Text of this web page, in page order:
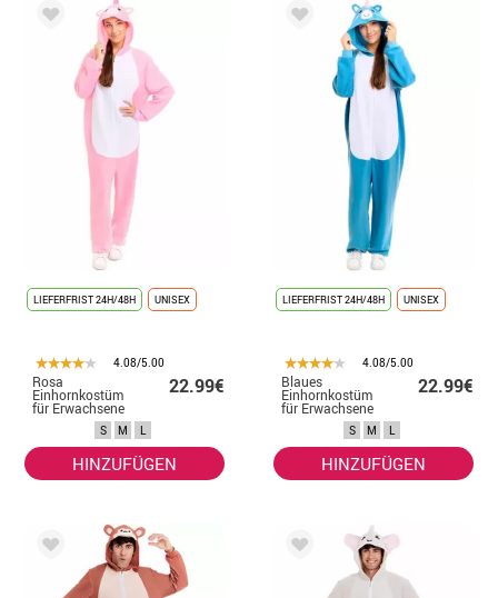
LIEFERFRIST 24H/48H UNISEX
4.08/5.00
Rosa
Einhornkostüm
für Erwachsene
22.99€
S M L
HINZUFÜGEN
LIEFERFRIST 24H/48H UNISEX
4.08/5.00
Blaues
Einhornkostüm
für Erwachsene
22.99€
S M L
HINZUFÜGEN